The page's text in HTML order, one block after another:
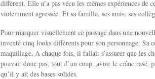
différent. Elle n’a pas vécu les mêmes expériences
violemment agressée. Et sa famille, ses amis, ses
Pour marquer visuellement ce passage dans une
inventé cinq looks différents pour son personnage. Sa
maquillage. A chaque fois, il fallait s’assurer que les
pouvait donc pas, tout d’un coup, avoir le crâne rasé,
qu’il y ait des bases solides.